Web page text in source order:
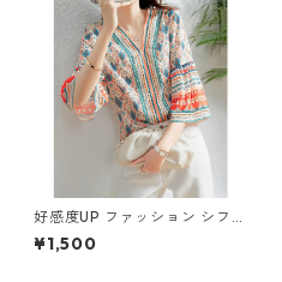
好感度UP ファッション シフォ
ン フレアスリーブ 7分袖 プリ
ント トップス m-246
¥1,500